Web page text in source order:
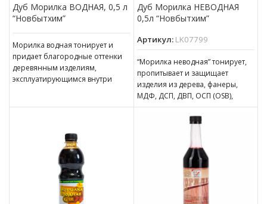
Дуб Морилка ВОДНАЯ, 0,5 л
“Новбытхим”
Морилка водная тонирует и
придает благородные оттенки
деревянным изделиям,
эксплуатирующимся внутри
Дуб Морилка НЕВОДНАЯ
0,5л “Новбытхим”
Артикул: LK07799
“Морилка неводная” тонирует,
пропитывает и защищает
изделия из дерева, фанеры,
МДФ, ДСП, ДВП, ОСП (OSB),
эксплуатирующиеся в
атмосферных условиях и